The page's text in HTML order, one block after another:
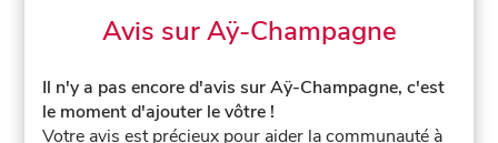
Avis sur Aÿ-Champagne
Il n'y a pas encore d'avis sur Aÿ-Champagne, c'est
le moment d'ajouter le vôtre !
Votre avis est précieux pour aider la communauté à